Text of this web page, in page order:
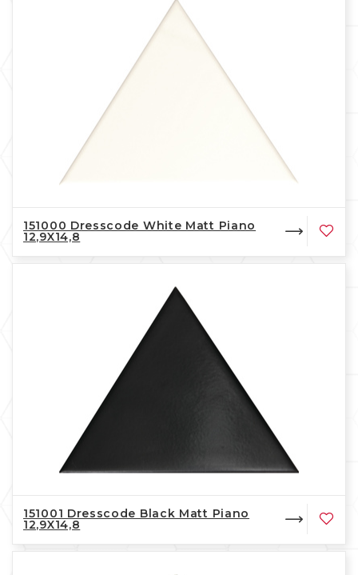
151000 Dresscode White Matt Piano
12,9X14,8
151001 Dresscode Black Matt Piano
12,9X14,8